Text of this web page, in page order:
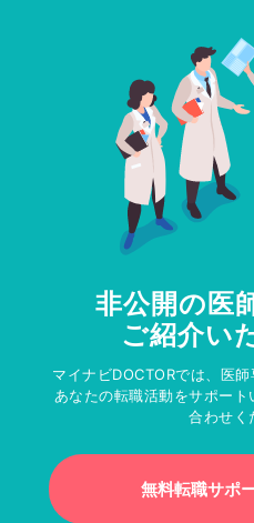
非公開の医
ご紹介い
マイナビDOCTORでは、医
あなたの転職活動をサポー
合わせく
無料転職サポ